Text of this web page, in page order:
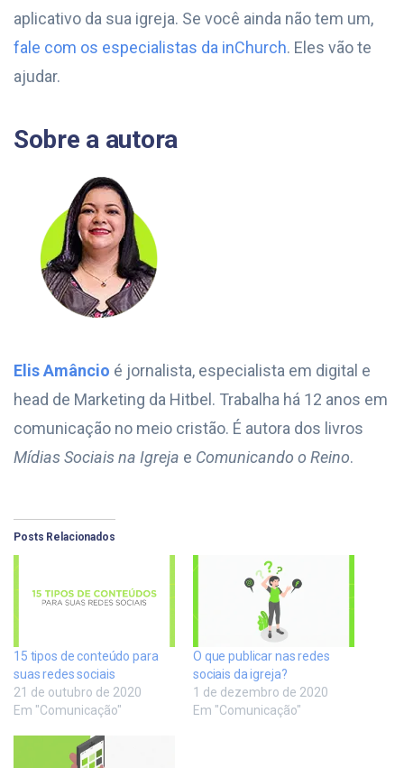
aplicativo da sua igreja. Se você ainda não tem um,
fale com os especialistas da inChurch. Eles vão te
ajudar.
Sobre a autora
Elis Amâncio é jornalista, especialista em digital e
head de Marketing da Hitbel. Trabalha há 12 anos em
comunicação no meio cristão. É autora dos livros
Mídias Sociais na Igreja e Comunicando o Reino.
Posts Relacionados
15 tipos de conteúdo para
suas redes sociais
21 de outubro de 2020
Em "Comunicação"
O que publicar nas redes
sociais da igreja?
1 de dezembro de 2020
Em "Comunicação"